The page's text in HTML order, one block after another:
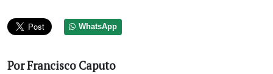
WhatsApp
Por Francisco Caputo